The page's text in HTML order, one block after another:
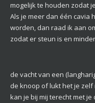
mogelijk te houden zodat
Als je meer dan één cavia
worden, dan raad ik aan
zodat er steun is en
de vacht van een
de knoop of lukt het je
kan je bij mij terecht met